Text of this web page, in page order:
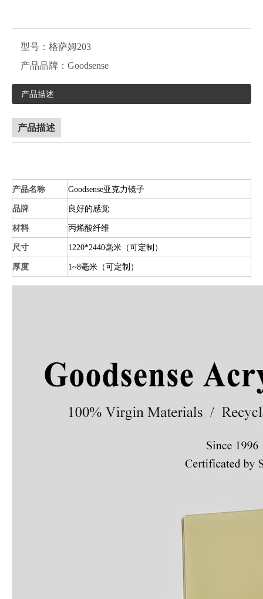
型号： 格萨姆203
产品品牌： Goodsense
产品描述
产品描述
产品名称 Goodsense亚克力镜子
品牌 良好的感觉
材料 丙烯酸纤维
尺寸 1220*2440毫米（可定制）
厚度 1~8毫米（可定制）